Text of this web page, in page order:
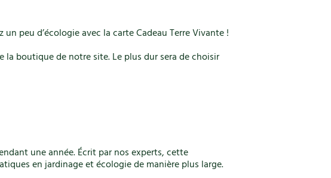
peu d’écologie avec la carte Cadeau Terre Vivante !
boutique de notre site. Le plus dur sera de choisir
une année. Écrit par nos experts, cette
en jardinage et écologie de manière plus large.